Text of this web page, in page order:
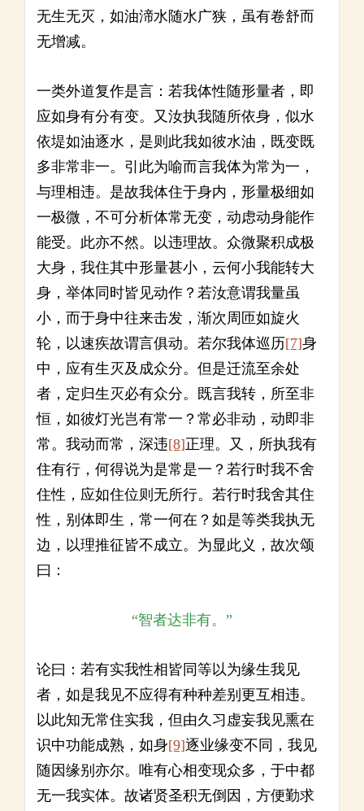
无生无灭，如油渧水随水广狭，虽有卷舒而
无增减。
一类外道复作是言：若我体性随形量者，即
应如身有分有变。又汝执我随所依身，似水
依堤如油逐水，是则此我如彼水油，既变既
多非常非一。引此为喻而言我体为常为一，
与理相违。是故我体住于身内，形量极细如
一极微，不可分析体常无变，动虑动身能作
能受。此亦不然。以违理故。众微聚积成极
大身，我住其中形量甚小，云何小我能转大
身，举体同时皆见动作？若汝意谓我量虽
小，而于身中往来击发，渐次周匝如旋火
轮，以速疾故谓言俱动。若尔我体巡历[7]身
中，应有生灭及成众分。但是迁流至余处
者，定归生灭必有众分。既言我转，所至非
恒，如彼灯光岂有常一？常必非动，动即非
常。我动而常，深违[8]正理。又，所执我有
住有行，何得说为是常是一？若行时我不舍
住性，应如住位则无所行。若行时我舍其住
性，别体即生，常一何在？如是等类我执无
边，以理推征皆不成立。为显此义，故次颂
曰：
“智者达非有。”
论曰：若有实我性相皆同等以为缘生我见
者，如是我见不应得有种种差别更互相违。
以此知无常住实我，但由久习虚妄我见熏在
识中功能成熟，如身[9]逐业缘变不同，我见
随因缘别亦尔。唯有心相变现众多，于中都
无一我实体。故诸贤圣积无倒因，方便勤求